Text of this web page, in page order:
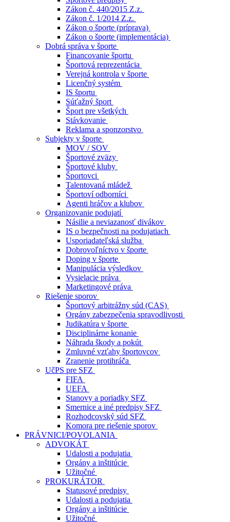
Zákon č. 440/2015 Z.z.
Zákon č. 1/2014 Z.z.
Zákon o športe (príprava)
Zákon o športe (implementácia)
Dobrá správa v športe
Financovanie športu
Športová reprezentácia
Verejná kontrola v športe
Licenčný systém
IS športu
Súťažný šport
Šport pre všetkých
Stávkovanie
Reklama a sponzorstvo
Subjekty v športe
MOV / SOV
Športové zväzy
Športové kluby
Športovci
Talentovaná mládež
Športoví odborníci
Agenti hráčov a klubov
Organizovanie podujatí
Násilie a neviazanosť divákov
IS o bezpečnosti na podujatiach
Usporiadateľská služba
Dobrovoľníctvo v športe
Doping v športe
Manipulácia výsledkov
Vysielacie práva
Marketingové práva
Riešenie sporov
Športový arbitrážny súd (CAS)
Orgány zabezpečenia spravodlivosti
Judikatúra v športe
Disciplinárne konanie
Náhrada škody a pokút
Zmluvné vzťahy športovcov
Zranenie protihráča
UčPS pre SFZ
FIFA
UEFA
Stanovy a poriadky SFZ
Smernice a iné predpisy SFZ
Rozhodcovský súd SFZ
Komora pre riešenie sporov
PRÁVNICI/POVOLANIA
ADVOKÁT
Udalosti a podujatia
Orgány a inštitúcie
Užitočné
PROKURÁTOR
Statusové predpisy
Udalosti a podujatia
Orgány a inštitúcie
Užitočné